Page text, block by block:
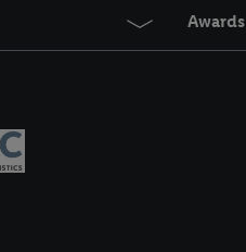
Awards
cookies en vergelijkbare
Meer informatie,
gewenst moment in te
Klik